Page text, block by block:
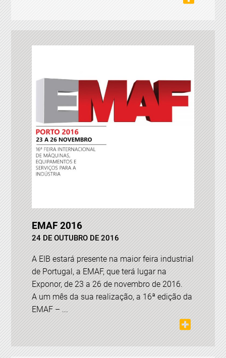
EMAF 2016
24 DE OUTUBRO DE 2016
A EIB estará presente na maior feira industrial
de Portugal, a EMAF, que terá lugar na
Exponor, de 23 a 26 de novembro de 2016.
A um mês da sua realização, a 16ª edição da
EMAF – ...